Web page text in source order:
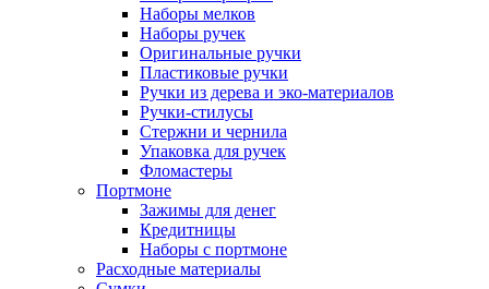
Наборы мелков
Наборы ручек
Оригинальные ручки
Пластиковые ручки
Ручки из дерева и эко-материалов
Ручки-стилусы
Стержни и чернила
Упаковка для ручек
Фломастеры
Портмоне
Зажимы для денег
Кредитницы
Наборы с портмоне
Расходные материалы